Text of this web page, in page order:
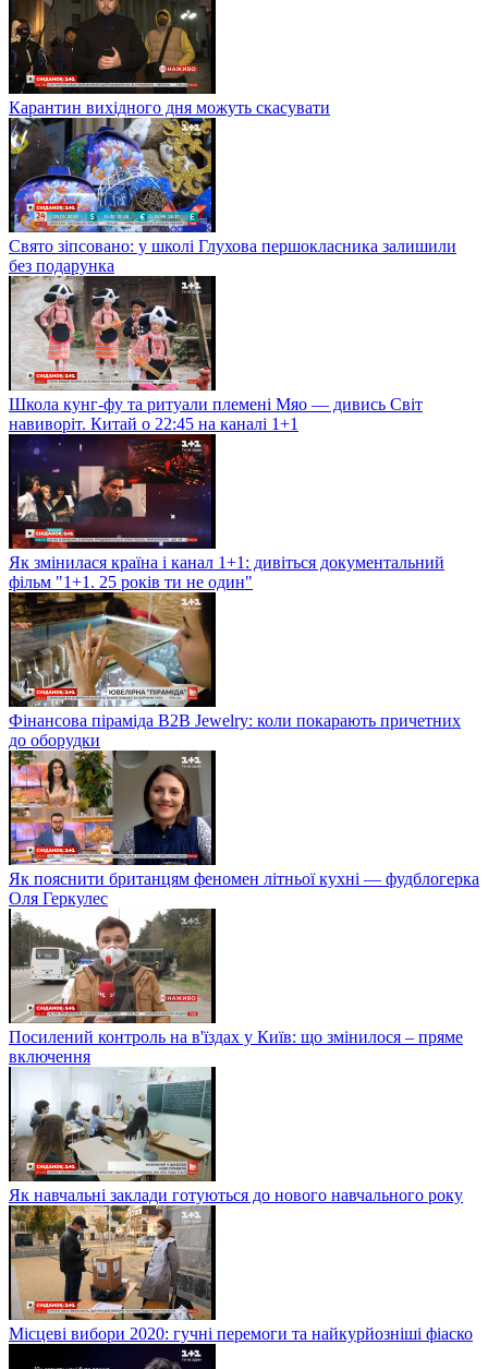
Карантин вихідного дня можуть скасувати
Свято зіпсовано: у школі Глухова першокласника залишили
без подарунка
Школа кунг-фу та ритуали племені Мяо — дивись Світ
навиворіт. Китай о 22:45 на каналі 1+1
Як змінилася країна і канал 1+1: дивіться документальний
фільм "1+1. 25 років ти не один"
Фінансова піраміда B2B Jewelry: коли покарають причетних
до оборудки
Як пояснити британцям феномен літньої кухні — фудблогерка
Оля Геркулес
Посилений контроль на в'їздах у Київ: що змінилося – пряме
включення
Як навчальні заклади готуються до нового навчального року
Місцеві вибори 2020: гучні перемоги та найкурйозніші фіаско